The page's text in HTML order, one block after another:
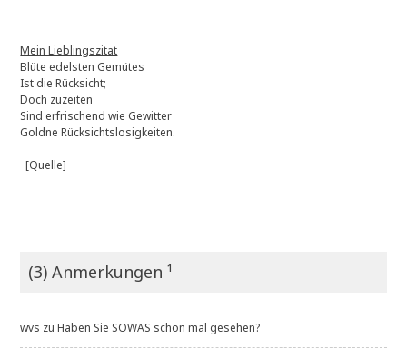
Mein Lieblingszitat
Blüte edelsten Gemütes
Ist die Rücksicht;
Doch zuzeiten
Sind erfrischend wie Gewitter
Goldne Rücksichtslosigkeiten.
[Quelle]
(3) Anmerkungen ¹
wvs zuHaben Sie SOWAS schon mal gesehen?